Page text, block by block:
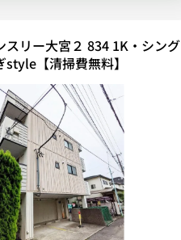
スリー大宮２ 834 1K・シング
style【清掃費無料】